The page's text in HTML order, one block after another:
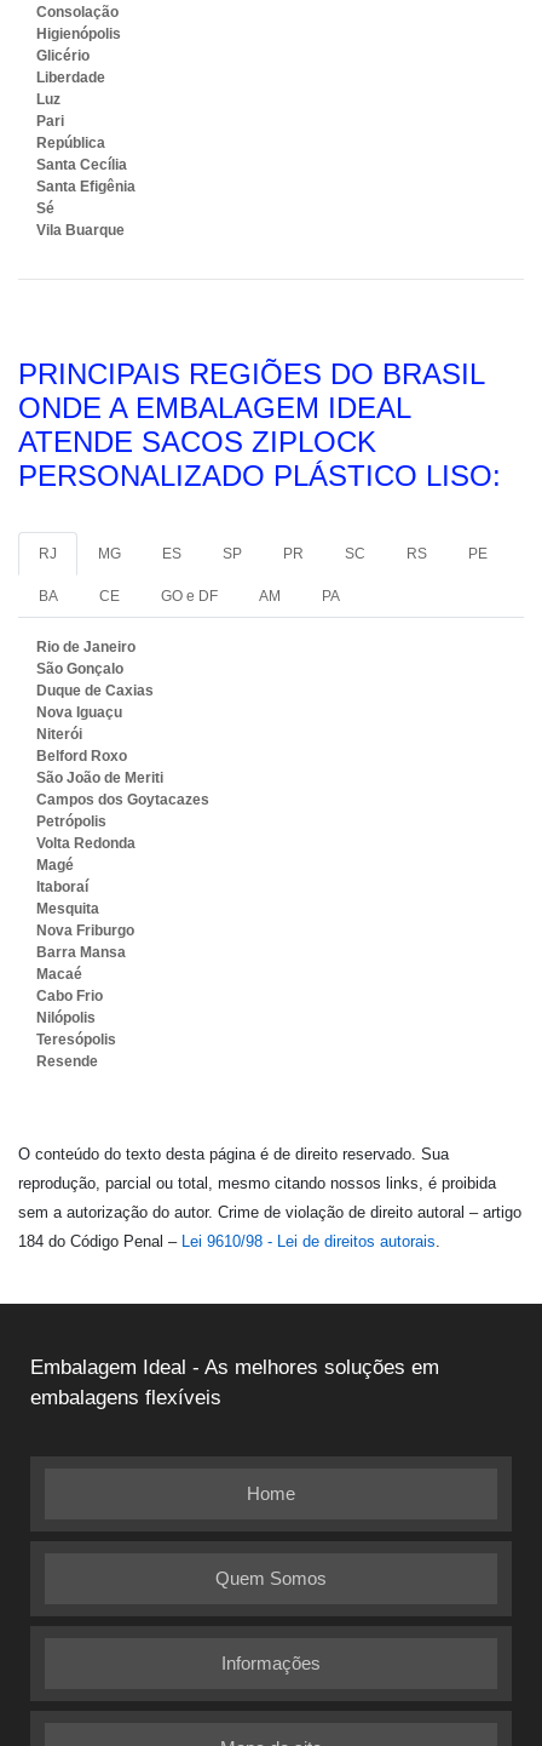
Consolação
Higienópolis
Glicério
Liberdade
Luz
Pari
República
Santa Cecília
Santa Efigênia
Sé
Vila Buarque
PRINCIPAIS REGIÕES DO BRASIL
ONDE A EMBALAGEM IDEAL
ATENDE SACOS ZIPLOCK
PERSONALIZADO PLÁSTICO LISO:
RJ MG ES SP PR SC RS PE
BA CE GO e DF AM PA
Rio de Janeiro
São Gonçalo
Duque de Caxias
Nova Iguaçu
Niterói
Belford Roxo
São João de Meriti
Campos dos Goytacazes
Petrópolis
Volta Redonda
Magé
Itaboraí
Mesquita
Nova Friburgo
Barra Mansa
Macaé
Cabo Frio
Nilópolis
Teresópolis
Resende
O conteúdo do texto desta página é de direito reservado. Sua
reprodução, parcial ou total, mesmo citando nossos links, é proibida
sem a autorização do autor. Crime de violação de direito autoral – artigo
184 do Código Penal – Lei 9610/98 - Lei de direitos autorais.
Embalagem Ideal - As melhores soluções em
embalagens flexíveis
Home
Quem Somos
Informações